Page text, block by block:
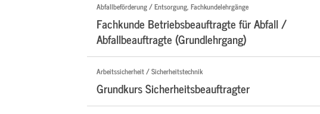
Abfallbeförderung / Entsorgung, Fachkundelehrgänge
Fachkunde Betriebsbeauftragte für Abfall /
Abfallbeauftragte (Grundlehrgang)
Arbeitssicherheit / Sicherheitstechnik
Grundkurs Sicherheitsbeauftragter